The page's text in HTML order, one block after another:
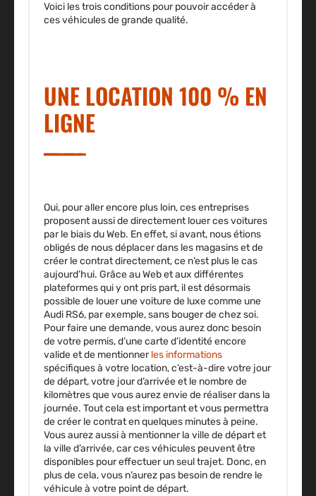
Voici les trois conditions pour pouvoir accéder à
ces véhicules de grande qualité.
UNE LOCATION 100 % EN
LIGNE
Oui, pour aller encore plus loin, ces entreprises
proposent aussi de directement louer ces voitures
par le biais du Web. En effet, si avant, nous étions
obligés de nous déplacer dans les magasins et de
créer le contrat directement, ce n’est plus le cas
aujourd’hui. Grâce au Web et aux différentes
plateformes qui y ont pris part, il est désormais
possible de louer une voiture de luxe comme une
Audi RS6, par exemple, sans bouger de chez soi.
Pour faire une demande, vous aurez donc besoin
de votre permis, d’une carte d’identité encore
valide et de mentionnerles informations
spécifiques à votre location, c’est-à-dire votre jour
de départ, votre jour d’arrivée et le nombre de
kilomètres que vous aurez envie de réaliser dans la
journée. Tout cela est important et vous permettra
de créer le contrat en quelques minutes à peine.
Vous aurez aussi à mentionner la ville de départ et
la ville d’arrivée, car ces véhicules peuvent être
disponibles pour effectuer un seul trajet. Donc, en
plus de cela, vous n’aurez pas besoin de rendre le
véhicule à votre point de départ.